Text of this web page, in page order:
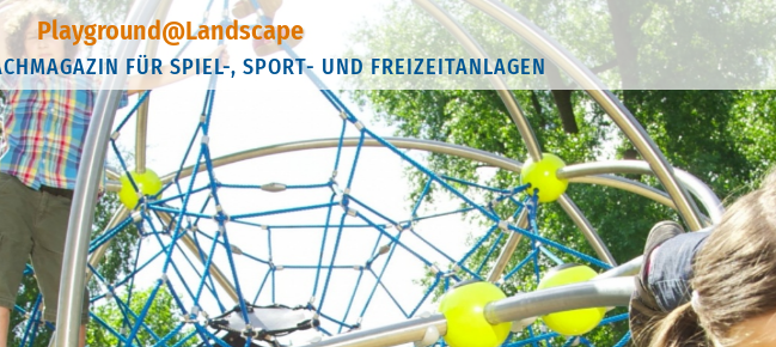
Playground@Landscape
FÜR SPIEL-, SPORT- UND FREIZEITANLAGEN